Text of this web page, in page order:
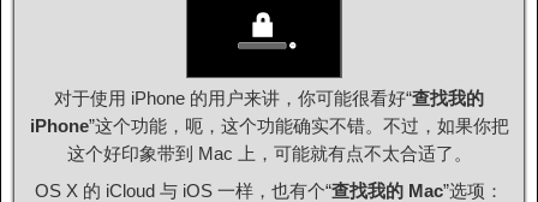
对于使用 iPhone 的用户来讲，你可能很看好“查找我的
iPhone”这个功能，呃，这个功能确实不错。不过，如果你把
这个好印象带到 Mac 上，可能就有点不太合适了。
OS X 的 iCloud 与 iOS 一样，也有个“查找我的 Mac”选项：